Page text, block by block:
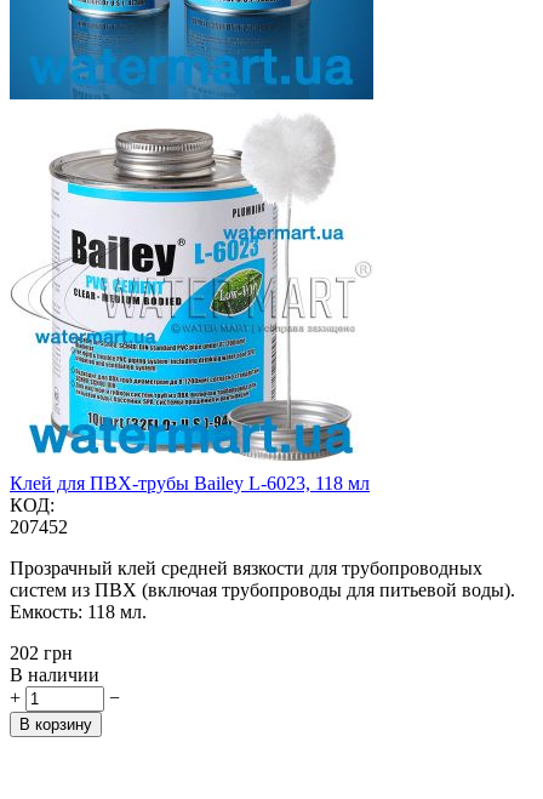
Клей для ПВХ-трубы Bailey L-6023, 118 мл
КОД:
207452
Прозрачный клей средней вязкости для трубопроводных
систем из ПВХ (включая трубопроводы для питьевой воды).
Емкость: 118 мл.
‍202‍ грн
В наличии
+
−
В корзину